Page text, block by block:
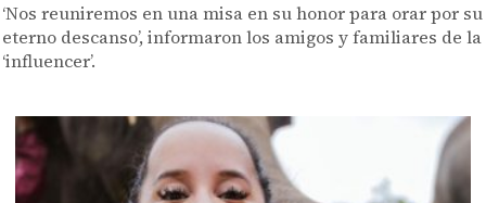
‘Nos reuniremos en una misa en su honor para orar por su
eterno descanso’, informaron los amigos y familiares de la
‘influencer’.